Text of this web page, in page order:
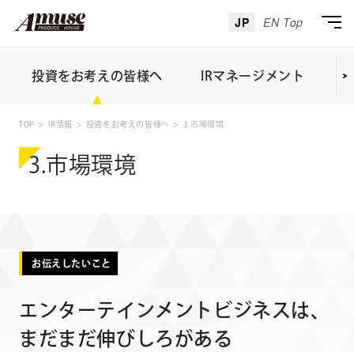
JP EN Top
投資をお考えの皆様へ IRマネージメント
TOP IR情報 投資をお考えの皆様へ 3.市場環境
3.市場環境
お伝えしたいこと
エンターテインメントビジネスは、
まだまだ伸びしろがある